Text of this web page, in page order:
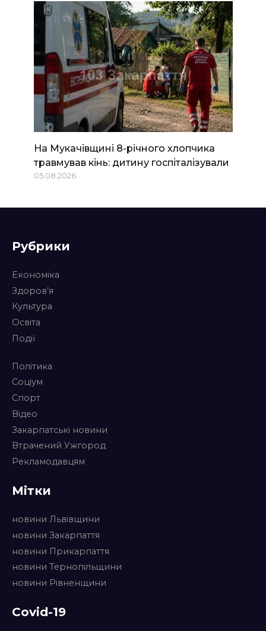
На Мукачівщині 8-річного хлопчика
травмував кінь: дитину госпіталізували
05.08.2026
Рубрики
Економіка
Здоров’я
Культура
Освіта
Події
Політика
Соціум
Спорт
Відео
Закарпатські новини
Втрачений Ужгород
Рекламодавцям
Мітки
новини Львівщини
новини Закарпаття
новини Прикарпаття
новини Тернопільщини
новини Рівненщини
Covid-19